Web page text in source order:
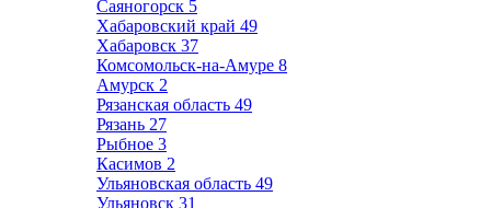
Саяногорск 5
Хабаровский край 49
Хабаровск 37
Комсомольск-на-Амуре 8
Амурск 2
Рязанская область 49
Рязань 27
Рыбное 3
Касимов 2
Ульяновская область 49
Ульяновск 31